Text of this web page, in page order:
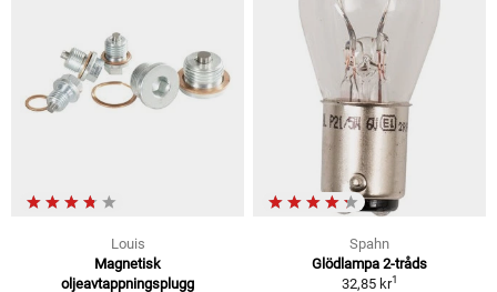
Louis
Magnetisk
oljeavtappningsplugg
Spahn
Glödlampa 2-tråds
32,85 kr1